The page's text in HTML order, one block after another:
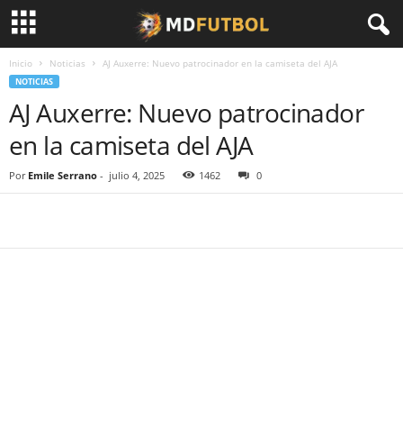
Inicio Noticias AJ Auxerre: Nuevo patrocinador en la camiseta del AJA
NOTICIAS
AJ Auxerre: Nuevo patrocinador
en la camiseta del AJA
Por Emile Serrano - julio 4, 2025 1462 0